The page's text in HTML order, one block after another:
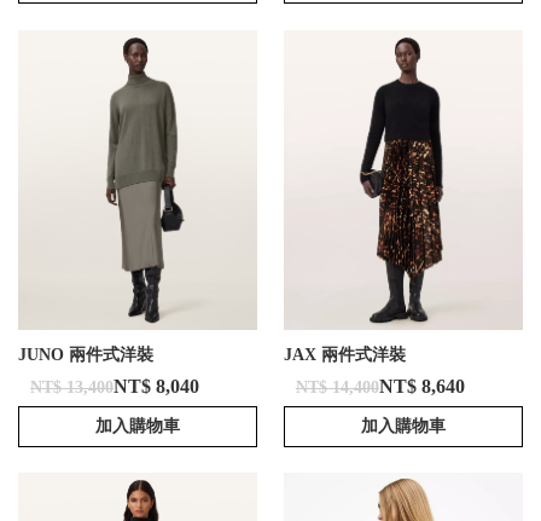
JUNO 兩件式洋裝
NT$ 13,400NT$ 8,040
加入購物車
JAX 兩件式洋裝
NT$ 14,400NT$ 8,640
加入購物車